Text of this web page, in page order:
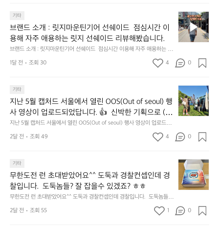
오
징
어
나
3.
동
해
앞
다
모
회
기
가
막
고
4.
워줄 발견을 지금 시작해 보세요. 👉 최대 ~𝟱𝟬% 𝗦𝗔
𝗟𝗘  지금 바로 홈 화면에서 ‘키네틱웍스 브랜드데이’를
눌러보세요!
𝗟𝗘  지금 바로 홈 화면에서 ‘키네틱웍스 브랜드데이’를 눌러보세요!
드
데
이
—
𝗹
𝗮
𝗿
𝗮
𝗻
𝗲
&
𝗶
𝗰
𝗼
𝗲
기타
브랜드 소개 : 릿지마운틴기어 선쉐이드  점심시간 이
용해 자주 애용하는 릿지 선쉐이드 리뷰해봤습니다.
브랜드 소개 : 릿지마운틴기어 선쉐이드  점심시간 이용해 자주 애용하는 릿
브
랜
드
소
:
마
운
틴
기
선
드
점
심
시
이
1달 전 조회 30 4 0
기타
지난 5월 캡처드 서울에서 열린 OOS(Out of seoul) 행
사 영상이 업로드되었답니다. 👍  신박한 기획으로 (당
신의 제품은 테무를 이길수 있습니까?) 부스 담당자들
을 인터뷰해봤습니다.  솔직한 이야기 가득한 영상으로
지난 5월 캡처드 서울에서 열린 OOS(Out of seoul) 행사 영상이 업로드되
었답니다. 👍  신박한 기획으로 (당신의 제품은 테무를 이길수 있습니까?)
부스 담당자들을 인터뷰해봤습니다.  솔직한 이야기 가득한 영상으로 만나
지
난
5
월
처
울
에
서
열
O
2달 전 조회 49 4 0
기타
무한도전 런 초대받았어요^^ 도둑과 경찰컨셉인데 경
찰입니다.  도둑놈들? 잘 잡을수 있겠죠? ㅎㅎ
무한도전 런 초대받았어요^^ 도둑과 경찰컨셉인데 경찰입니다.  도둑놈들?
무
한
도
전
초
2달 전 조회 55 1 0